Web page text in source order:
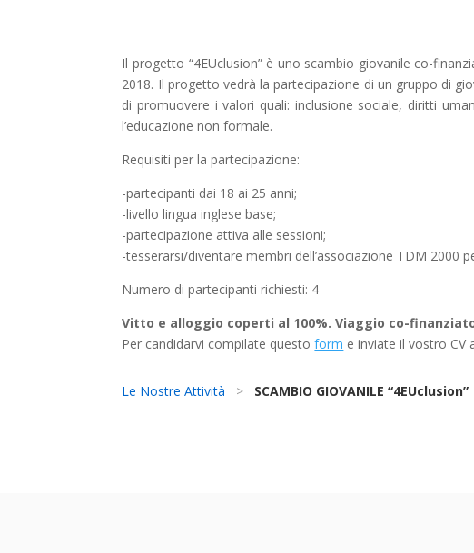
Il progetto “4EUclusion” è uno scambio giovanile co-
2018. Il progetto vedrà la partecipazione di un gruppo di
di promuovere i valori quali: inclusione sociale, diritti
l’educazione non formale.
Requisiti per la partecipazione:
-partecipanti dai 18 ai 25 anni;
-livello lingua inglese base;
-partecipazione attiva alle sessioni;
-tesserarsi/diventare membri dell’associazione TDM 2000
Numero di partecipanti richiesti: 4
Vitto e alloggio coperti al 100%. Viaggio co-
Per candidarvi compilate questoform e inviate il vostro
Le Nostre Attività > SCAMBIO GIOVANILE “4EUclusion”